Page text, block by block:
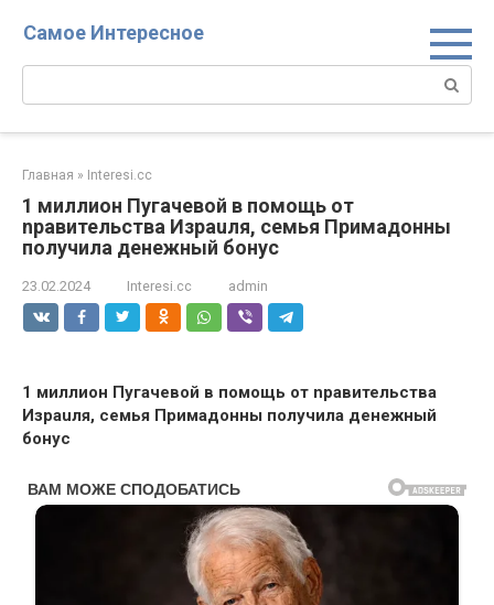
Самое Интересное
Поиск:
Главная » Interesi.cc
1 миллион Пугачевой в помощь от
npaвительства Изpauля, семья Примадонны
получила денежный бонус
23.02.2024 Interesi.cc admin
1 миллион Пугачевой в помощь от npaвительства
Изpauля, семья Примадонны получила денежный
бонус